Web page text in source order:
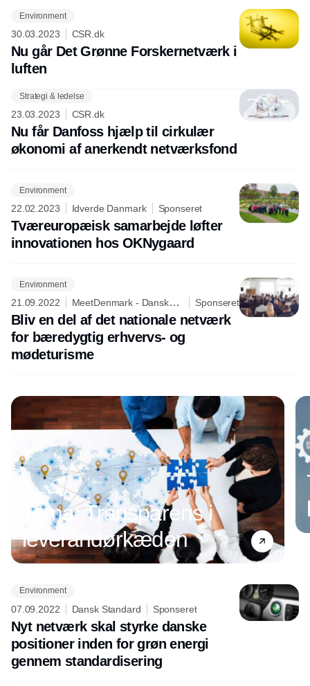
Environment
30.03.2023 CSR.dk
Nu går Det Grønne Forskernetværk i
luften
Strategi & ledelse
23.03.2023 CSR.dk
Nu får Danfoss hjælp til cirkulær
økonomi af anerkendt netværksfond
Environment
22.02.2023 Idverde Danmark Sponseret
Tværeuropæisk samarbejde løfter
innovationen hos OKNygaard
Environment
21.09.2022
MeetDenmark - Dansk
Erhvervs- og Mødeturisme
Sponseret
Bliv en del af det nationale netværk
for bæredygtig erhvervs- og
mødeturisme
Tema: Transparens i
leverandørkæden
Environment
07.09.2022 Dansk Standard Sponseret
Nyt netværk skal styrke danske
positioner inden for grøn energi
gennem standardisering